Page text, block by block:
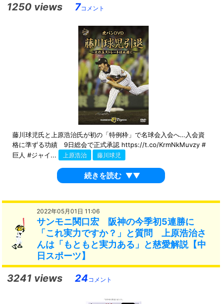
1250 views 7コメント
藤川球児氏と上原浩治氏が初の「特例枠」で名球会入会へ…入会資
格に準ずる功績 9日総会で正式承認 https://t.co/KrmNkMuvzy #
巨人 #ジャイ...
上原浩治 藤川球児
続きを読む ▼▼
2022年05月01日 11:06
サンモニ関口宏 阪神の今季初5連勝に
「これ実力ですか？」と質問 上原浩治さ
んは「もともと実力ある」と慈愛解説【中
日スポーツ】
3241 views 24コメント